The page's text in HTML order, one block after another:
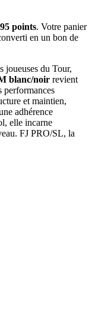
points. Votre panier
en un bon de
joueuses du Tour,
blanc/noir revient
performances
et maintien,
adhérence
elle incarne
FJ PRO/SL, la